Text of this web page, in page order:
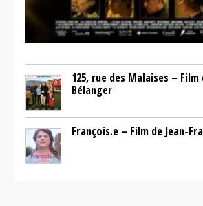
125, rue des Malaises – Film
Bélanger
François.e – Film de Jean-